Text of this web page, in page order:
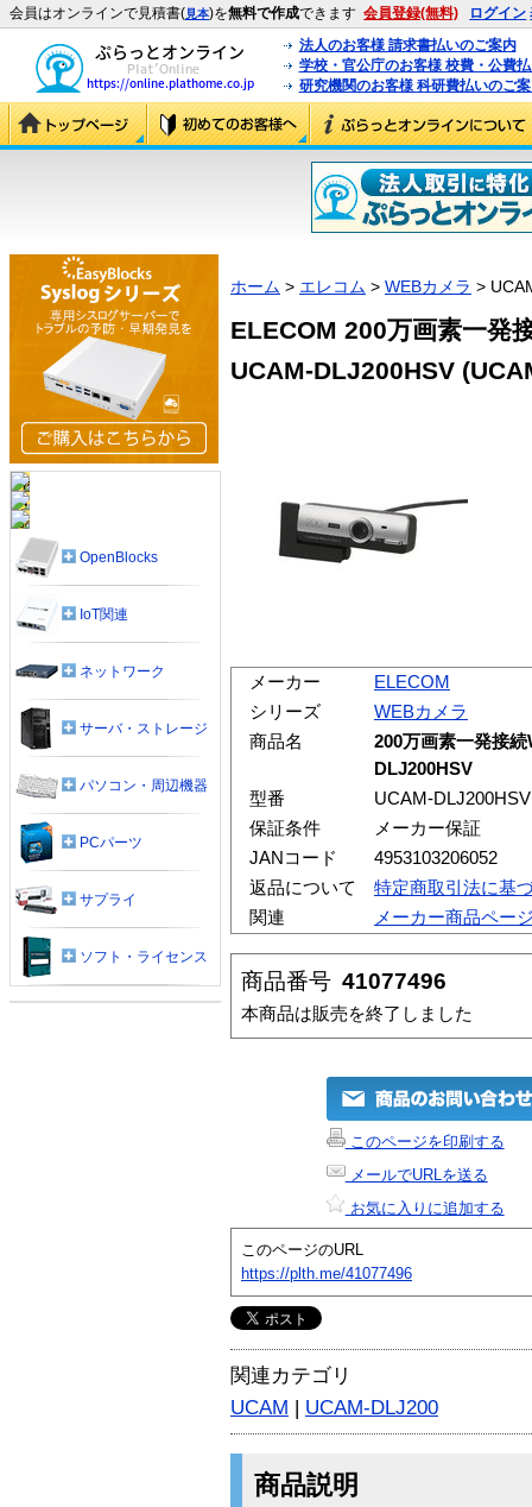
会員はオンラインで見積書(見本)を無料で作成できます 会員登録(無料) ログイン
法人のお客様 請求書払いのご案内
学校・官公庁のお客様 校費・公費
研究機関のお客様 科研費払いのご
ホーム > エレコム > WEBカメラ >
ELECOM 200万画素一発
UCAM-DLJ200HSV
メーカー
ELECOM
シリーズ
WEBカメラ
商品名
200万画素一発接
DLJ200HSV
型番
UCAM-DLJ200HSV
保証条件
メーカー保証
JANコード
4953103206052
返品について
特定商取引法に基
関連
メーカー商品ペー
商品番号 41077496
本商品は販売を終了しました
このページを印刷する
メールでURLを送る
お気に入りに追加する
このページのURL
https://plth.me/41077496
関連カテゴリ
UCAM | UCAM-DLJ200
商品説明
OpenBlocks
IoT関連
ネットワーク
サーバ・ストレージ
パソコン・周辺機器
PCパーツ
サプライ
ソフト・ライセンス